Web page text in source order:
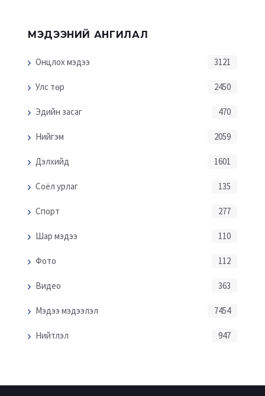
МЭДЭЭНИЙ АНГИЛАЛ
Онцлох мэдээ 3121
Улс төр 2450
Эдийн засаг 470
Нийгэм 2059
Дэлхийд 1601
Соёл урлаг 135
Спорт 277
Шар мэдээ 110
Фото 112
Видео 363
Мэдээ мэдээлэл 7454
Нийтлэл 947